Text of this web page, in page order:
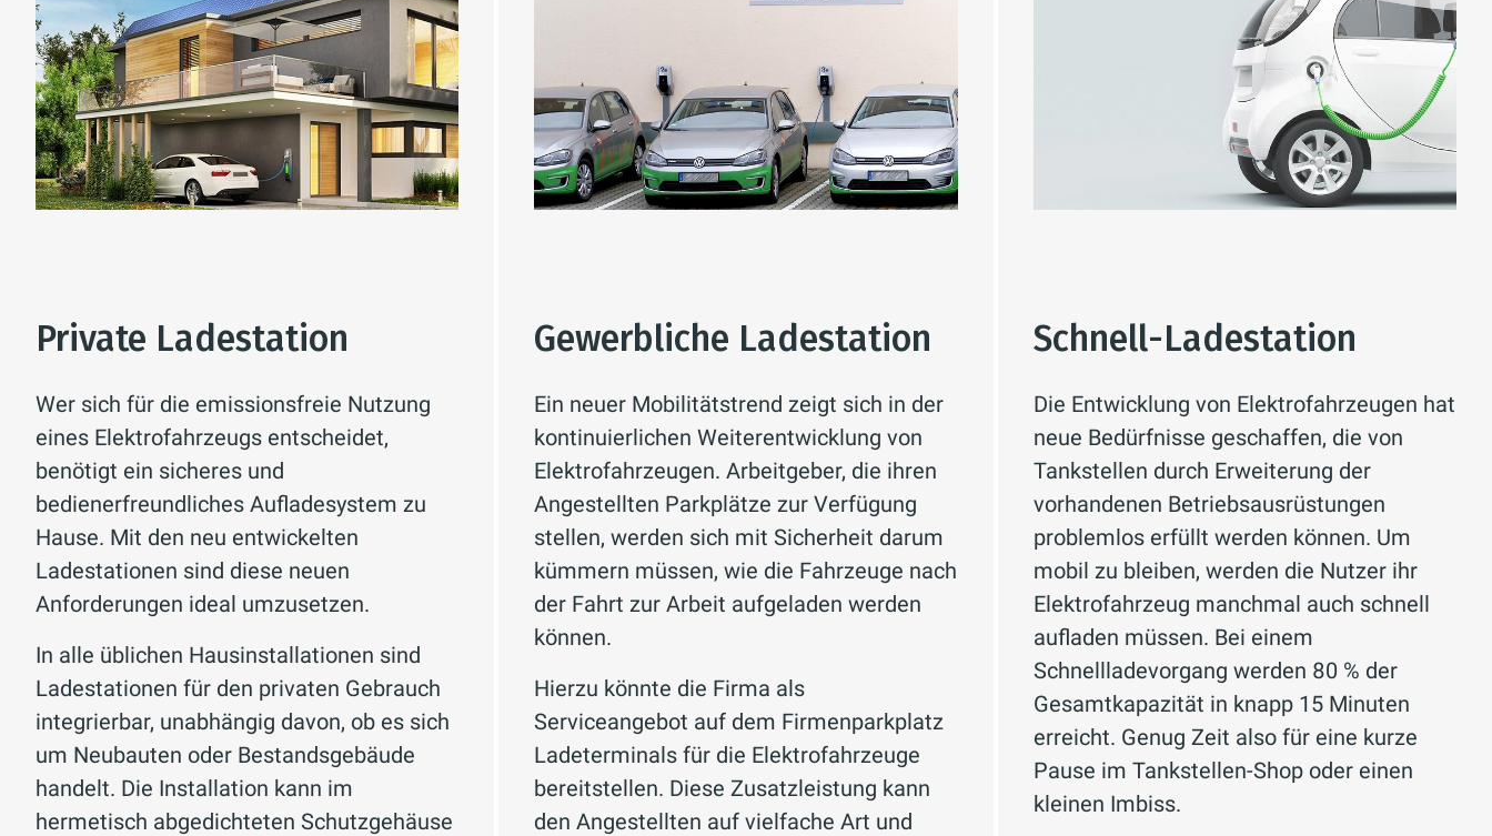
Private Ladestation
Wer sich für die emissionsfreie Nutzung
eines Elektrofahrzeugs entscheidet,
benötigt ein sicheres und
bedienerfreundliches Aufladesystem zu
Hause. Mit den neu entwickelten
Ladestationen sind diese neuen
Anforderungen ideal umzusetzen.
In alle üblichen Hausinstallationen sind
Ladestationen für den privaten Gebrauch
integrierbar, unabhängig davon, ob es sich
um Neubauten oder Bestandsgebäude
handelt. Die Installation kann im
hermetisch abgedichteten Schutzgehäuse
Gewerbliche Ladestation
Ein neuer Mobilitätstrend zeigt sich in der
kontinuierlichen Weiterentwicklung von
Elektrofahrzeugen. Arbeitgeber, die ihren
Angestellten Parkplätze zur Verfügung
stellen, werden sich mit Sicherheit darum
kümmern müssen, wie die Fahrzeuge nach
der Fahrt zur Arbeit aufgeladen werden
können.
Hierzu könnte die Firma als
Serviceangebot auf dem Firmenparkplatz
Ladeterminals für die Elektrofahrzeuge
bereitstellen. Diese Zusatzleistung kann
den Angestellten auf vielfache Art und
Schnell-Ladestation
Die Entwicklung von Elektrofahrzeugen hat
neue Bedürfnisse geschaffen, die von
Tankstellen durch Erweiterung der
vorhandenen Betriebsausrüstungen
problemlos erfüllt werden können. Um
mobil zu bleiben, werden die Nutzer ihr
Elektrofahrzeug manchmal auch schnell
aufladen müssen. Bei einem
Schnellladevorgang werden 80 % der
Gesamtkapazität in knapp 15 Minuten
erreicht. Genug Zeit also für eine kurze
Pause im Tankstellen-Shop oder einen
kleinen Imbiss.